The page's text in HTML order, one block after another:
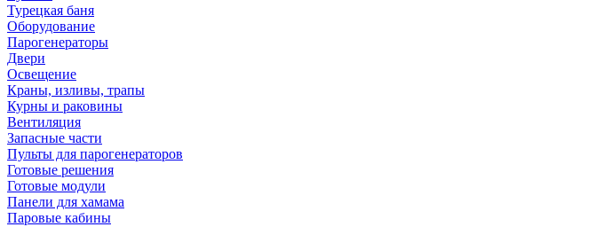
Турецкая баня
Оборудование
Парогенераторы
Двери
Освещение
Краны, изливы, трапы
Курны и раковины
Вентиляция
Запасные части
Пульты для парогенераторов
Готовые решения
Готовые модули
Панели для хамама
Паровые кабины